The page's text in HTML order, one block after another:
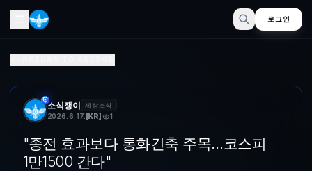
로그인
소식쟁이 세상소식
2026. 6. 17. [KR] 1
"종전 효과보다 통화긴축 주목…코스피
1만1500 간다"